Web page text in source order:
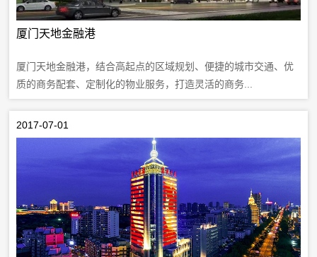
厦门天地金融港
厦门天地金融港，结合高起点的区域规划、便捷的城市交通、优
质的商务配套、定制化的物业服务，打造灵活的商务...
2017-07-01